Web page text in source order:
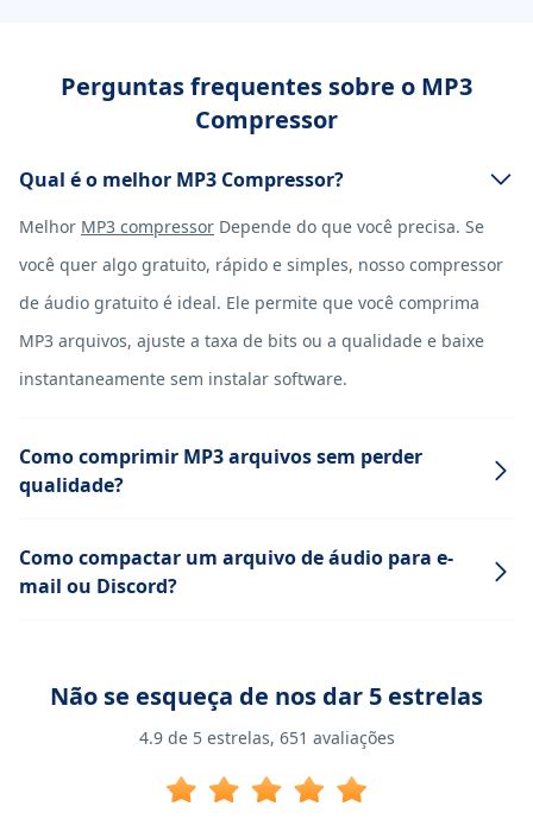
Perguntas frequentes sobre o MP3
Compressor
Qual é o melhor MP3 Compressor?
Melhor MP3 compressor Depende do que você precisa. Se
você quer algo gratuito, rápido e simples, nosso compressor
de áudio gratuito é ideal. Ele permite que você comprima
MP3 arquivos, ajuste a taxa de bits ou a qualidade e baixe
instantaneamente sem instalar software.
Como comprimir MP3 arquivos sem perder
qualidade?
Como compactar um arquivo de áudio para e-
mail ou Discord?
Não se esqueça de nos dar 5 estrelas
4.9de 5 estrelas, 651 avaliações